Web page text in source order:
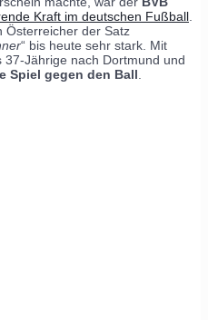
Kraft im deutschen Fußball.
Österreicher der Satz
“ bis heute sehr stark. Mit
Jährige nach Dortmund und
Spiel gegen den Ball.